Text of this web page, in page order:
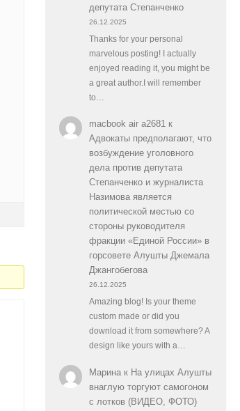
депутата Степанченко
26.12.2025
Thanks for your personal
marvelous posting! I actually
enjoyed reading it, you might be
a great author.I will remember
to…
macbook air a2681к
Адвокаты предполагают, что
возбуждение уголовного
дела против депутата
Степанченко и журналиста
Назимова является
политической местью со
стороны руководителя
фракции «Единой России» в
горсовете Алушты Джемала
Джангобегова
26.12.2025
Amazing blog! Is your theme
custom made or did you
download it from somewhere? A
design like yours with a…
Маринак На улицах Алушты
внаглую торгуют самогоном
с лотков (ВИДЕО, ФОТО)